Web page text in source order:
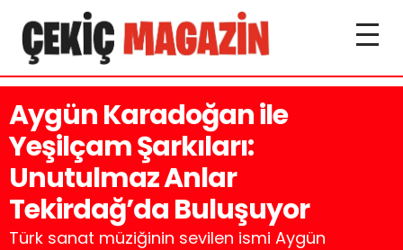
Aygün Karadoğan ile
Yeşilçam Şarkıları:
Unutulmaz Anlar
Tekirdağ’da Buluşuyor
Türk sanat müziğinin sevilen ismi Aygün